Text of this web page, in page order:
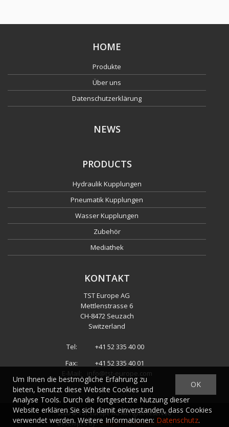
HOME
Produkte
Über uns
Datenschutzerklärung
NEWS
PRODUCTS
Hydraulik Kupplungen
Pneumatik Kupplungen
Wasser Kupplungen
Zubehör
Mediathek
KONTAKT
TST Europe AG
Mettlenstrasse 6
CH-8472 Seuzach
Switzerland
Tel:
+41 52 335 40 00
Fax:
+41 52 335 40 01
E-Mail:
info@tst-europe.com
2020 ©TST Europe AGAll rights reserved
Developed by: CompuTech Informatik AG
OK
Um Ihnen die bestmögliche Erfahrung zu
bieten, benutzt diese Website Cookies und
Analyse Tools. Durch die fortgesetzte Nutzung dieser
Website erklären Sie sich damit einverstanden, dass Cookies
verwendet werden. Weitere Informationen: Datenschutz.